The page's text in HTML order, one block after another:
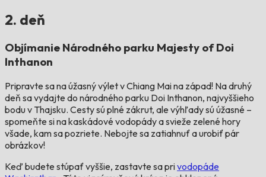
2. deň
Objímanie Národného parku Majesty of Doi
Inthanon
Pripravte sa na úžasný výlet v Chiang Mai na západ! Na druhý
deň sa vydajte do národného parku Doi Inthanon, najvyššieho
bodu v Thajsku. Cesty sú plné zákrut, ale výhľady sú úžasné –
spomeňte si na kaskádové vodopády a svieže zelené hory
všade, kam sa pozriete. Nebojte sa zatiahnuť a urobiť pár
obrázkov!
Keď budete stúpať vyššie, zastavte sa privodopáde